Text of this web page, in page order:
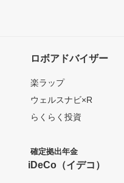
ロボアドバイザー
楽ラップ
ウェルスナビ×R
らくらく投資
確定拠出年金
iDeCo（イデコ）